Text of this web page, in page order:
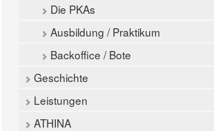
Die PKAs
Ausbildung / Praktikum
Backoffice / Bote
Geschichte
Leistungen
ATHINA